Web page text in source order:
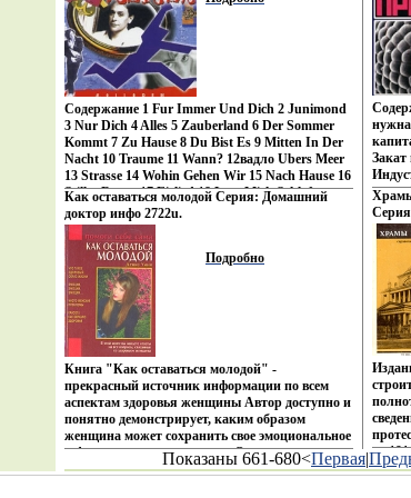
The Woodstock Music & Art Fair, August 18,
1969) 5 I Can't Stand It (Live At The Woodstock
Music & Art Fair, August 18, 1969) 6 Tobacco
Road (Live At The Woodstock Music & Art Fair,
August 18, 1969) 7 Tell The Truth (Live At The
Woodstock Music & Art Fair, August 18, 1969) 8
Johnny B Goode (Live At The Woodstock Music &
Art Fair, August 18, 1969) Исполнитель Джонни
Уинтер Johnny Winter.
Содержание 1 Fur Immer Und Dich 2 Junimond
3 Nur Dich 4 Alles 5 Zauberland 6 Der Sommer
Kommt 7 Zu Hause 8 Du Bist Es 9 Mitten In Der
Nacht 10 Traume 11 Wann? 12вадло Ubers Meer
13 Strasse 14 Wohin Gehen Wir 15 Nach Hause 16
Stiller Raum 17 Eislied 18 Lass Mich Schlafen
Исполнитель Рио Райзер Rio Reiser.
Как оставаться молодой Серия: Домашний
доктор инфо 2722u.
Подробно
Книга "Как оставаться молодой" -
прекрасный источник информации по всем
аспектам здоровья женщины Автор доступно и
понятно демонстрирует, каким образом
женщина может сохранить свое эмоциональное
и фвавггизическое здоровье Основанная на
многолетних наблюдениях и исследованиях,
и
Закат
устал
годы
8289t.
до
Показаны 661-680<Первая|